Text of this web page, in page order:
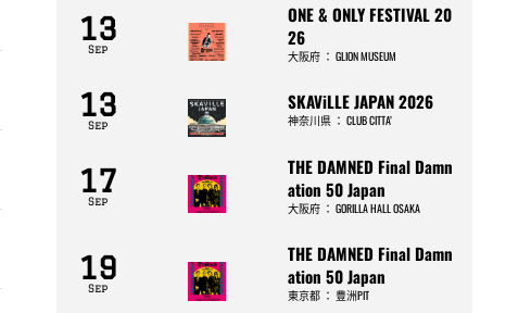
13
Sep
ONE & ONLY FESTIVAL 20
26
大阪府： GLION MUSEUM
13
Sep
SKAViLLE JAPAN 2026
神奈川県： CLUB CITTA’
17
Sep
THE DAMNED Final Damn
ation 50 Japan
大阪府： GORILLA HALL OSAKA
19
Sep
THE DAMNED Final Damn
ation 50 Japan
東京都： 豊洲PIT